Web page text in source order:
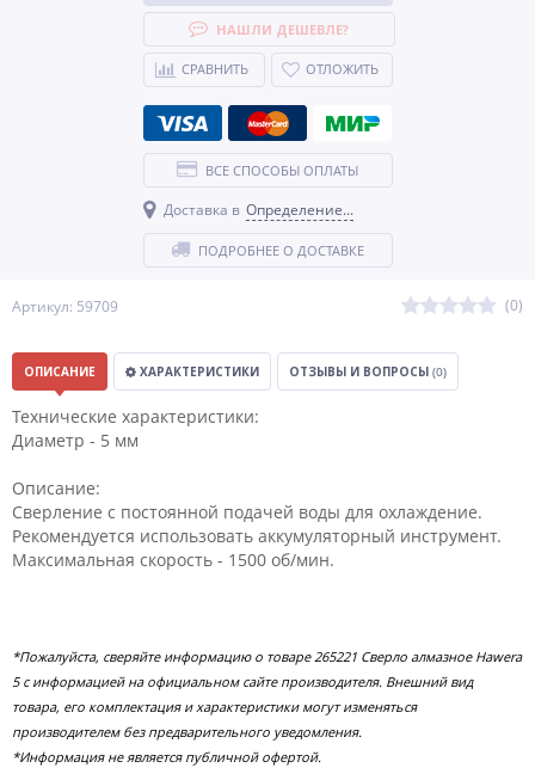
Артикул: 59709 (0)
НАШЛИ ДЕШЕВЛЕ?
СРАВНИТЬ ОТЛОЖИТЬ
ВСЕ СПОСОБЫ ОПЛАТЫ
Доставка в Определение...
ПОДРОБНЕЕ О ДОСТАВКЕ
ОПИСАНИЕ ХАРАКТЕРИСТИКИ ОТЗЫВЫ И ВОПРОСЫ (0)
Технические характеристики:
Диаметр - 5 мм
Описание:
Сверление с постоянной подачей воды для охлаждение.
Рекомендуется использовать аккумуляторный инструмент.
Максимальная скорость - 1500 об/мин.
*Пожалуйста, сверяйте информацию о товаре 265221 Сверло алмазное Hawera
5 с информацией на официальном сайте производителя. Внешний вид
товара, его комплектация и характеристики могут изменяться
производителем без предварительного уведомления.
*Информация не является публичной офертой.